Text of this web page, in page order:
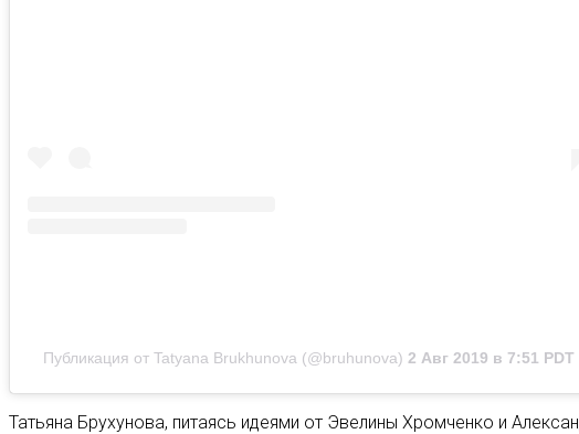
Публикация от Tatyana Brukhunova (@bruhunova) 2 Авг 2019 в 7:51 PDT
Татьяна Брухунова, питаясь идеями от Эвелины Хромченко и